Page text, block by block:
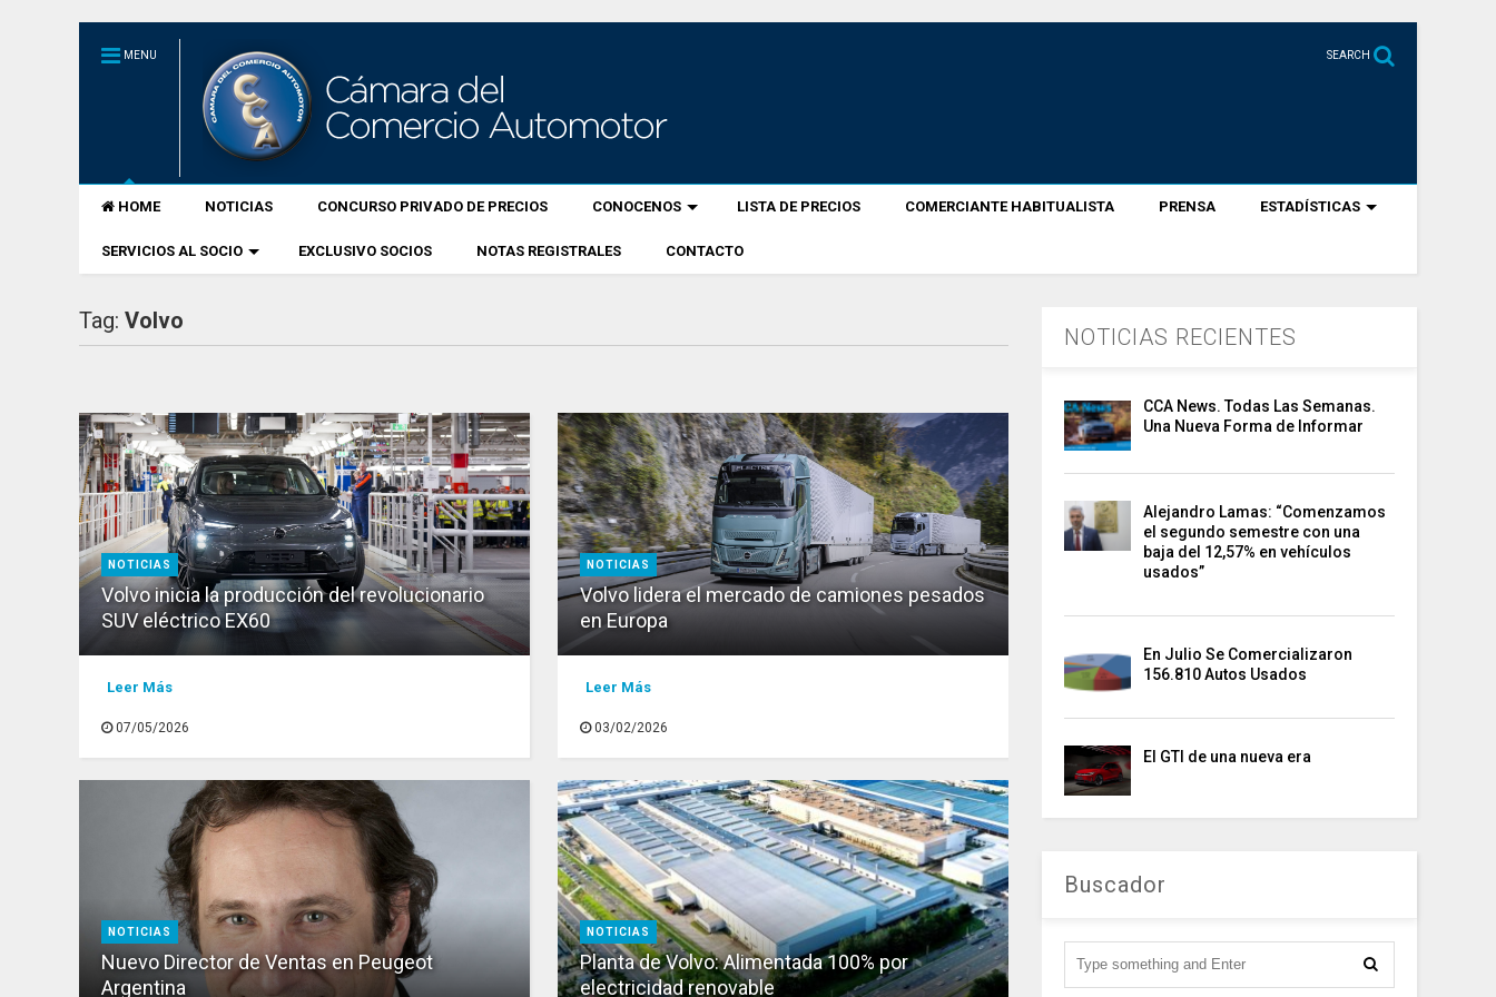
MENU SEARCH
HOME NOTICIAS CONCURSO PRIVADO DE PRECIOS CONOCENOS LISTA DE PRECIOS COMERCIANTE HABITUALISTA PRENSA ESTADÍSTICAS
SERVICIOS AL SOCIO EXCLUSIVO SOCIOS NOTAS REGISTRALES CONTACTO
Tag:Volvo
NOTICIAS
Volvo inicia la producción del revolucionario
SUV eléctrico EX60
Leer Más
07/05/2026
NOTICIAS
Volvo lidera el mercado de camiones pesados
en Europa
Leer Más
03/02/2026
NOTICIAS
Nuevo Director de Ventas en Peugeot
Argentina
NOTICIAS
Planta de Volvo: Alimentada 100% por
electricidad renovable
NOTICIAS RECIENTES
CCA News. Todas Las Semanas.
Una Nueva Forma de Informar
Alejandro Lamas: “Comenzamos
el segundo semestre con una
baja del 12,57% en vehículos
usados”
En Julio Se Comercializaron
156.810 Autos Usados
El GTI de una nueva era
Buscador